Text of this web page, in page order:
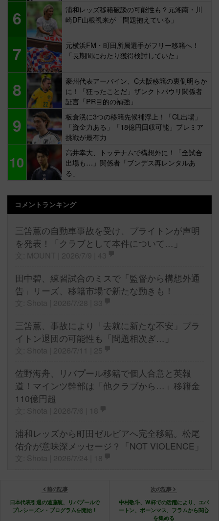
6
浦和レッズ移籍破談の可能性も？元湘南・川
崎DF山根視来が「問題抱えている」
7
元横浜FM・町田所属選手がフリー移籍へ！
「長期間にわたり獲得検討していた」
8
豪州代表アーバイン、C大阪移籍の裏側明らか
に！「狂ったことだ」ザンクトパウリ関係者
証言「PR目的の補強」
9
板倉滉に3つの移籍先候補浮上！「CL出場」
「資金力ある」「18億円回収可能」プレミア
挑戦が最有力
10
高井幸大、トッテナムで構想外に！「全試合
出場も…」関係者「ブンデス再レンタルあ
る」
コメントランキング
三笘薫の自動車事故を受け、ブライトンが声明
を発表！「クラブとして本件について…」
田中碧、練習試合のミスで「監督から構想外通
告」リーズ、移籍市場で新たな動きも！
三笘薫、事故により「去就に新たな不安」ブラ
イトン退団の可能性も「問題相次ぎ…」
佐野海舟、リバプール移籍で個人合意と英報
道！マインツ幹部は「他クラブから…」移籍金
110億円超
浦和レッズから町田ゼルビアへ完全移籍。松尾
佑介が意味深メッセージ？「NOT VIOLENCE」
前の記事
日本代表引退の遠藤航、リバプールで
プレシーズン・プログラムを開始！
次の記事
中村敬斗、W杯での活躍により、エバ
ートン、ボーンマス、フラムから関心
を集める